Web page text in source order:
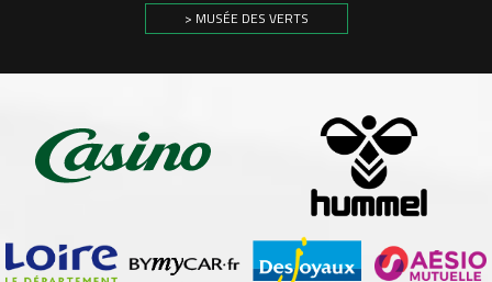
> MUSÉE DES VERTS